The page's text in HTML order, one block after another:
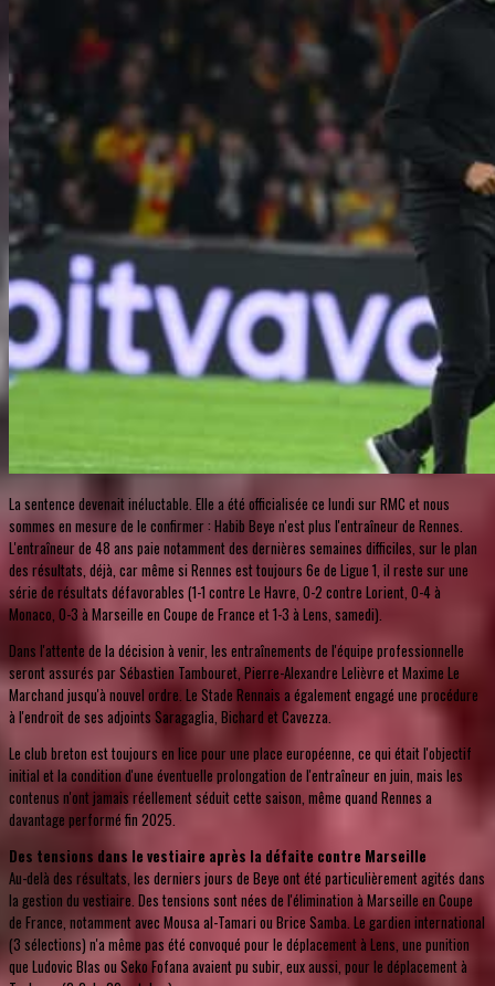
La sentence devenait inéluctable. Elle a été officialisée ce lundi sur RMC et nous
sommes en mesure de le confirmer : Habib Beye n'est plus l'entraîneur de Rennes.
L'entraîneur de 48 ans paie notamment des dernières semaines difficiles, sur le plan
des résultats, déjà, car même si Rennes est toujours 6e de Ligue 1, il reste sur une
série de résultats défavorables (1-1 contre Le Havre, 0-2 contre Lorient, 0-4 à
Monaco, 0-3 à Marseille en Coupe de France et 1-3 à Lens, samedi).
Dans l'attente de la décision à venir, les entraînements de l'équipe professionnelle
seront assurés par Sébastien Tambouret, Pierre-Alexandre Lelièvre et Maxime Le
Marchand jusqu'à nouvel ordre. Le Stade Rennais a également engagé une procédure
à l'endroit de ses adjoints Saragaglia, Bichard et Cavezza.
Le club breton est toujours en lice pour une place européenne, ce qui était l'objectif
initial et la condition d'une éventuelle prolongation de l'entraîneur en juin, mais les
contenus n'ont jamais réellement séduit cette saison, même quand Rennes a
davantage performé fin 2025.
Des tensions dans le vestiaire après la défaite contre Marseille
Au-delà des résultats, les derniers jours de Beye ont été particulièrement agités dans
la gestion du vestiaire. Des tensions sont nées de l'élimination à Marseille en Coupe
de France, notamment avec Mousa al-Tamari ou Brice Samba. Le gardien international
(3 sélections) n'a même pas été convoqué pour le déplacement à Lens, une punition
que Ludovic Blas ou Seko Fofana avaient pu subir, eux aussi, pour le déplacement à